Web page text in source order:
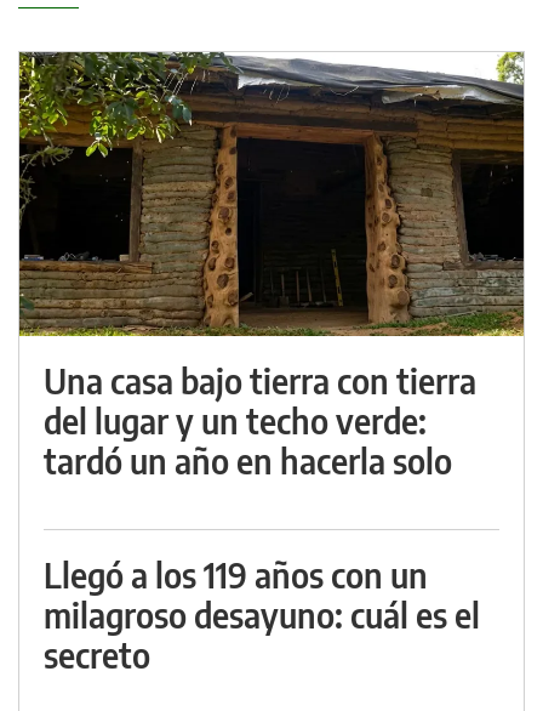
Una casa bajo tierra con tierra
del lugar y un techo verde:
tardó un año en hacerla solo
Llegó a los 119 años con un
milagroso desayuno: cuál es el
secreto